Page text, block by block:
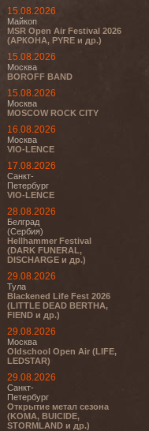
15.08.2026
Майкоп
MSR Open Air Festival 2026
(АРКОНА, PYRE и др.)
15.08.2026
Москва
BOROFF BAND
15.08.2026
Москва
MOSCOW ROCK CITY
16.08.2026
Москва
VIO-LENCE
17.08.2026
Санкт-
Петербург
VIO-LENCE
28.08.2026
Белград
(Сербия)
Hellhammer Festival
(DARK FUNERAL,
DISCHARGE и др.)
29.08.2026
Тула
Blackened Life Fest 2026
(LITTLE DEAD BERTHA,
FIEND и др.)
29.08.2026
Москва
Oldschool Open Air (LIFE,
LEDSTAR)
29.08.2026
Санкт-
Петербург
Открытие метал сезона
(KOMA, BUICIDE,
STORMLAND и др.)